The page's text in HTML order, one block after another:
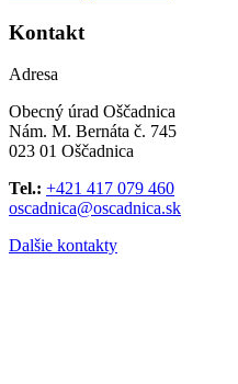
Kontakt
Adresa
Obecný úrad Oščadnica
Nám. M. Bernáta č. 745
023 01 Oščadnica
Tel.: +421 417 079 460
oscadnica@oscadnica.sk
Dalšie kontakty